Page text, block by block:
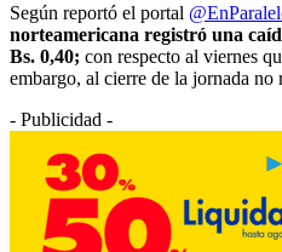
Según reportó el portal
norteamericana registró una
Bs. 0,40; con respecto al viernes
embargo, al cierre de la jornada no
- Publicidad -